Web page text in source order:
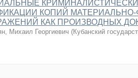
КОПИЙ
КАК ПРОИЗВОДНЫХ
Михаил Георгиевич (Кубанский